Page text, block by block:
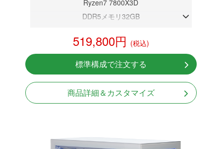
Ryzen7 7800X3D
DDR5メモリ32GB
NVMeSSD 1TB
無線LAN Bluetooth対応
Windows11 Home 64bit
LCDスクリーン搭載
519,800円 (税込)
標準構成で注文する
商品詳細＆カスタマイズ